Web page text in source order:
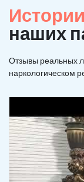
наших
Отзывы реальных
наркологическом